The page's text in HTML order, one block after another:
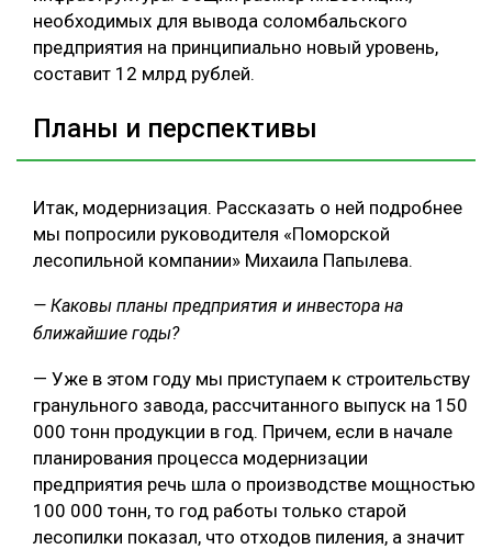
необходимых для вывода соломбальского
предприятия на принципиально новый уровень,
составит 12 млрд рублей.
Планы и перспективы
Итак, модернизация. Рассказать о ней подробнее
мы попросили руководителя «Поморской
лесопильной компании» Михаила Папылева.
— Каковы планы предприятия и инвестора на
ближайшие годы?
— Уже в этом году мы приступаем к строительству
гранульного завода, рассчитанного выпуск на 150
000 тонн продукции в год. Причем, если в начале
планирования процесса модернизации
предприятия речь шла о производстве мощностью
100 000 тонн, то год работы только старой
лесопилки показал, что отходов пиления, а значит